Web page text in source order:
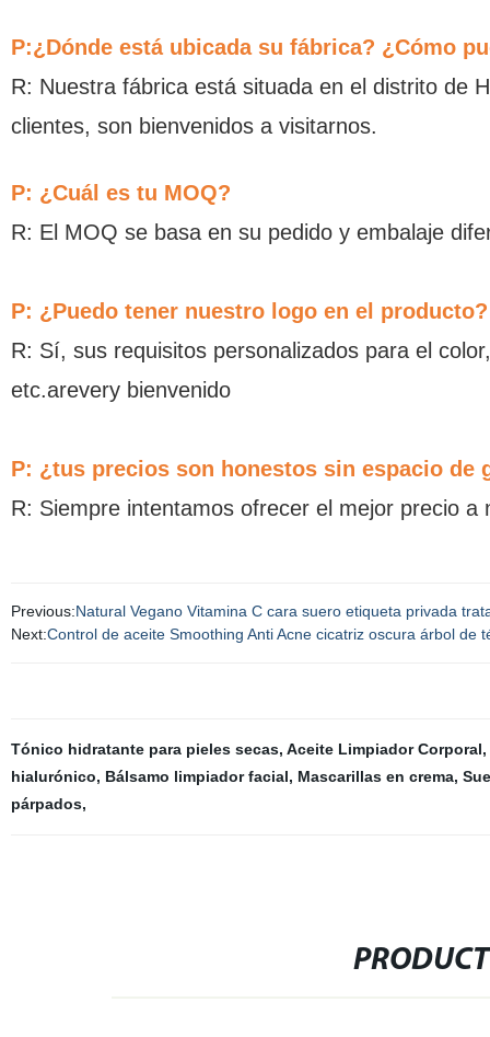
P:¿Dónde está ubicada su fábrica? ¿Cómo
R: Nuestra fábrica está situada en el distrito de
clientes, son bienvenidos a visitarnos.
P: ¿Cuál es tu MOQ?
R: El MOQ se basa en su pedido y embalaje
P: ¿Puedo tener nuestro logo en el producto?
R: Sí, sus requisitos personalizados para el
etc.arevery bienvenido
P: ¿tus precios son honestos sin espacio de
R: Siempre intentamos ofrecer el mejor precio
Previous:Natural Vegano Vitamina C cara suero etiqueta privada
Next:Control de aceite Smoothing Anti Acne cicatriz oscura árbol de
Tónico hidratante para pieles secas, Aceite Limpiador Corporal,
hialurónico, Bálsamo limpiador facial, Mascarillas en crema,
párpados,